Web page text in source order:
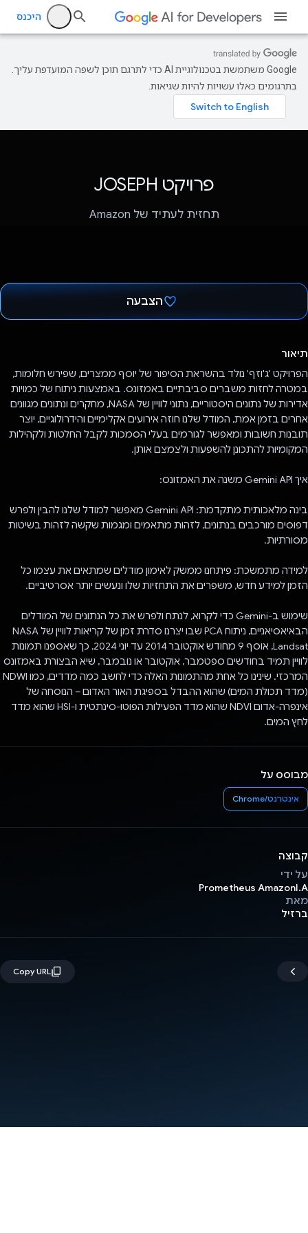
היכנס
‫Google משתמשת בטכנולוגיית AI כדי לתרגם תוכן לשפה המועדפת עליך.
בתרגומים כאלו עשויות להיות שגיאות.
פרויקט JOSEPH
תחזית לעתיד של Amazon
הצבעה
תיאור
הפרויקט 'ג'וזף' נולד בהשראת הסיפור של יוסף ממצרים, שפירש חלומות,
במטרה לחזות משברים סביבתיים באמזונס. באמצעות ניתוח של כמויות
אדירות של נתונים היסטוריים, נתוני לוויין של NASA, מחקרים ונתונים מגוונים
אחרים בזמן אמת, המודל שלנו חוזה אירועים אקלימיים והידרולוגיים, יוצר
תובנות חשובות ומאפשר לגורמים בעלי הסמכות לקבל החלטות ולקהילות
המקומיות להתכונן להשפעות ולצמצם אותן.
איך Gemini API משנה את האמזונס:
בינה מלאכותית מתקדמת: Gemini API מאפשר למודל שלנו להבין ולפרש
דפוסים מורכבים בנתונים, לזהות מתאמים ומגמות שקשה לזהות בשיטות
מסורתיות.
למידה מתמשכת: פיתחנו ממשק לאימון מודלים שמתאים את עצמו כל
הזמן למידע חדש, משפרים את התחזיות שלו ונעשים יותר אסרטיביים.
שימוש ב-Gemini כדי לקרוא, לנתח ולפרש את כל הנתונים של המודלים
הבאיאסיאניים, ניתוח PCA שבו יצרנו סדרת זמן של קריאות לוויין של NASA
Landsat, אוסף 9 מחודש אוקטובר 2014 עד יוני 2024, כך שאספנו תמונות
לוויין תמיד בחודשים ספטמבר, אוקטובר או נובמבר, שיא הבצורת באמזונס
המרכזי. שינינו כל אחת מהתמונות האלה כדי לחשב כמה מדדים, כמו NDWI
(מדד תכולת המים) שהוא ההבדל בספיגת האור האדום – הנוסחה של
אינפרה-אדום NDVI שהוא מדד הפעילות הפוטו-סינתטית ו-HSI שהוא מדד
לחץ המים.
מבוסס על
אינטרנט/Chrome
קבוצה
על ידי
Prometheus AmazonI.A
מאת
ברזיל